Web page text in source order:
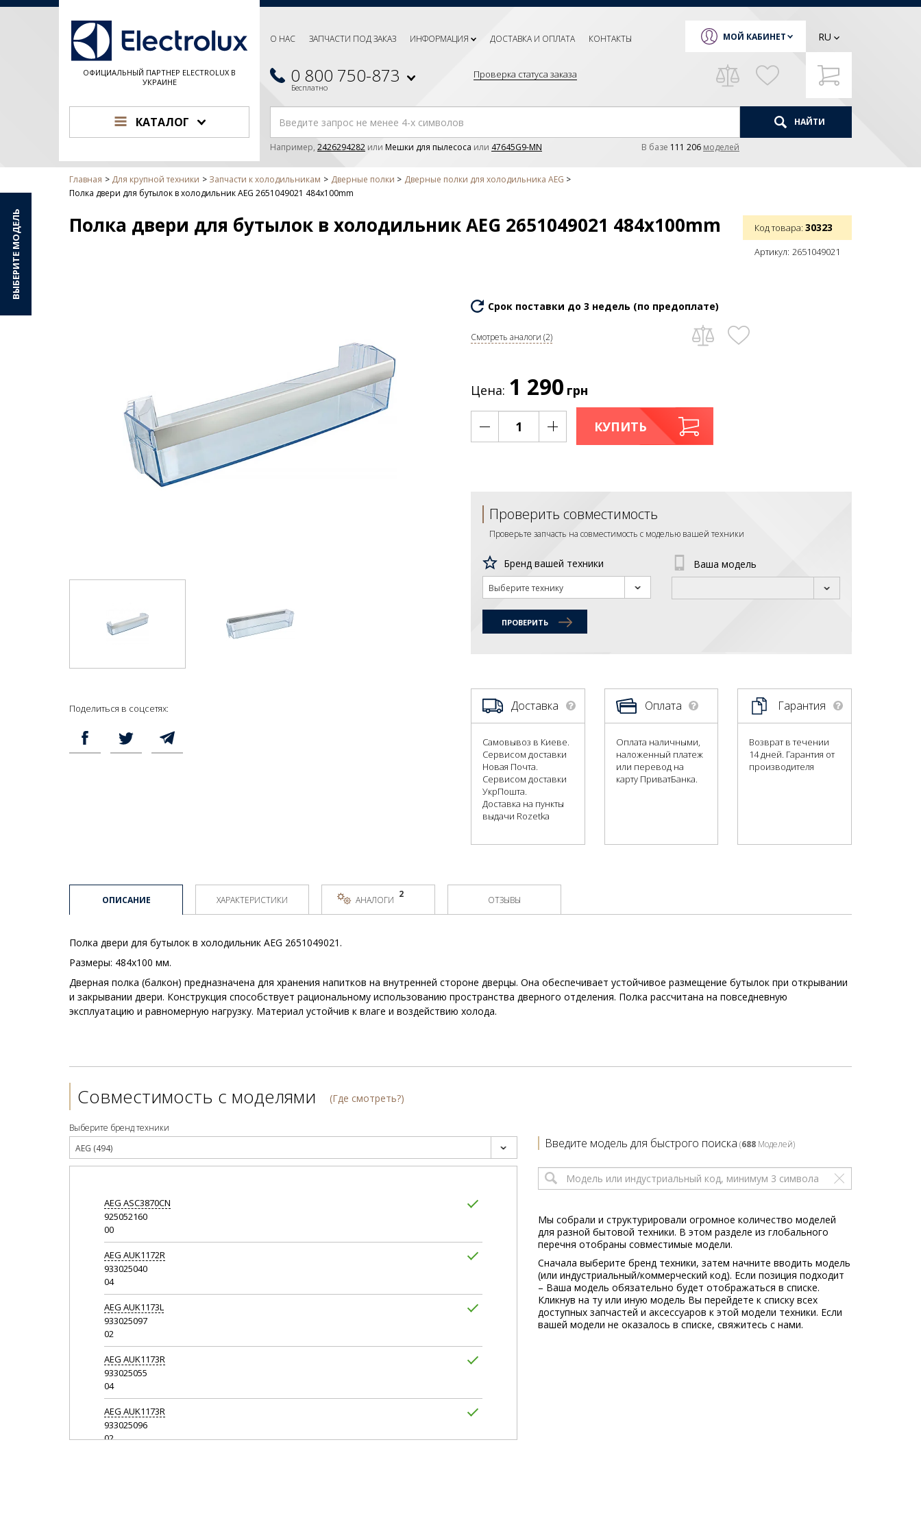
ОФИЦИАЛЬНЫЙ ПАРТНЕР ELECTROLUX В
УКРАИНЕ
О НАС ЗАПЧАСТИ ПОД ЗАКАЗ ИНФОРМАЦИЯ ДОСТАВКА И ОПЛАТА КОНТАКТЫ
0 800 750-873
Бесплатно
Проверка статуса заказа
МОЙ КАБИНЕТ RU
КАТАЛОГ НАЙТИ
Например, 2426294282 или Мешки для пылесоса или 47645G9-MN В базе 111 206 моделей
Главная Для крупной техники Запчасти к холодильникам Дверные полки
Дверные полки для холодильника AEG
Полка двери для бутылок в холодильник AEG 2651049021 484x100mm
Полка двери для бутылок в холодильник AEG 2651049021 484x100mm Код товара: 30323
Артикул: 2651049021
Поделиться в соцсетях:
Срок поставки до 3 недель (по предоплате)
Смотреть аналоги (2)
Цена: 1 290 грн
КУПИТЬ
Проверить совместимость
Проверьте запчасть на совместимость с моделью вашей техники
Бренд вашей техники
Выберите технику
Ваша модель
ПРОВЕРИТЬ
Доставка
Самовывоз в Киеве.
Сервисом доставки
Новая Почта.
Сервисом доставки
УкрПошта.
Доставка на пункты
выдачи Rozetka
Оплата
Оплата наличными,
наложенный платеж
или перевод на
карту ПриватБанка.
Гарантия
Возврат в течении
14 дней. Гарантия от
производителя
ОПИСАНИЕ
Полка двери для бутылок в холодильник AEG 2651049021.
Размеры: 484x100 мм.
Дверная полка (балкон) предназначена для хранения напитков на внутренней стороне дверцы. Она обеспечивает устойчивое размещение бутылок при открывании
и закрывании двери. Конструкция способствует рациональному использованию пространства дверного отделения. Полка рассчитана на повседневную
эксплуатацию и равномерную нагрузку. Материал устойчив к влаге и воздействию холода.
ХАРАКТЕРИСТИКИ АНАЛОГИ
2
ОТЗЫВЫ
Совместимость с моделями (Где смотреть?)
Выберите бренд техники
AEG (494)
AEG ASC3870CN
925052160
00
AEG AUK1172R
933025040
04
AEG AUK1173L
933025097
02
AEG AUK1173R
933025055
04
AEG AUK1173R
933025096
02
Введите модель для быстрого поиска (688Моделей)
Мы собрали и структурировали огромное количество моделей
для разной бытовой техники. В этом разделе из глобального
перечня отобраны совместимые модели.
Сначала выберите бренд техники, затем начните вводить модель
(или индустриальный/коммерческий код). Если позиция подходит
– Ваша модель обязательно будет отображаться в списке.
Кликнув на ту или иную модель Вы перейдете к списку всех
доступных запчастей и аксессуаров к этой модели техники. Если
вашей модели не оказалось в списке, свяжитесь с нами.
ВЫБЕРИТЕ МОДЕЛЬ